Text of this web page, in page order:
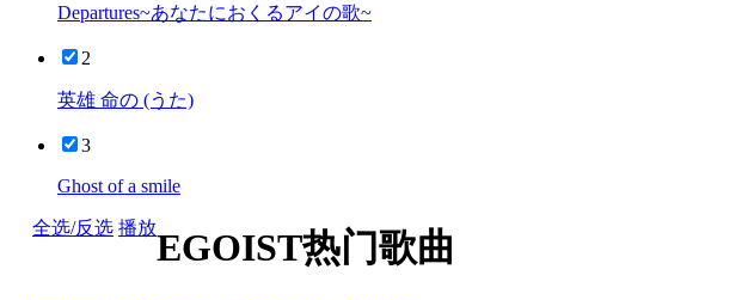
Departures~あなたにおくるアイの歌~
2
英雄 命の (うた)
3
Ghost of a smile
全选/反选 播放EGOIST热门歌曲